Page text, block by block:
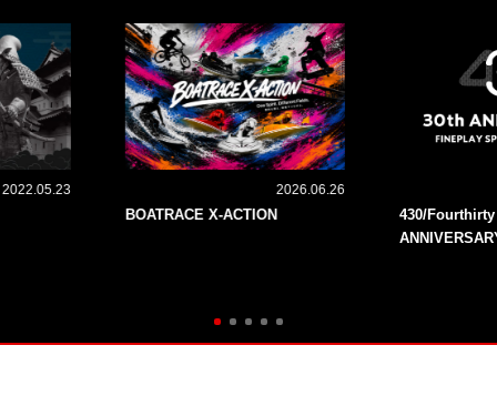
2022.05.23 2026.06.26
BOATRACE X-ACTION
430/